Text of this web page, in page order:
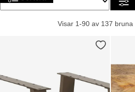
Visar 1-90 av 137 bruna